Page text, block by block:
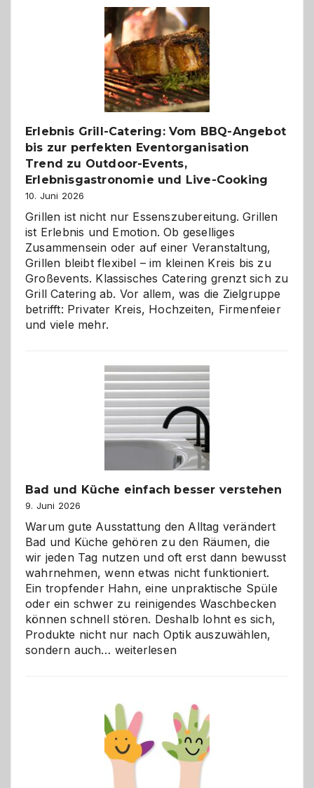
–
die
Gelegenheit,
neue
Reiseziele
zu
entdecken
Erlebnis Grill-Catering: Vom BBQ-Angebot
bis zur perfekten Eventorganisation
Trend zu Outdoor-Events,
Erlebnisgastronomie und Live-Cooking
10. Juni 2026
Grillen ist nicht nur Essenszubereitung. Grillen
ist Erlebnis und Emotion. Ob geselliges
Zusammensein oder auf einer Veranstaltung,
Grillen bleibt flexibel – im kleinen Kreis bis zu
Großevents. Klassisches Catering grenzt sich zu
Grill Catering ab. Vor allem, was die Zielgruppe
betrifft: Privater Kreis, Hochzeiten, Firmenfeier
und viele mehr.
Bad und Küche einfach besser verstehen
9. Juni 2026
Warum gute Ausstattung den Alltag verändert
Bad und Küche gehören zu den Räumen, die
wir jeden Tag nutzen und oft erst dann bewusst
wahrnehmen, wenn etwas nicht funktioniert.
Ein tropfender Hahn, eine unpraktische Spüle
oder ein schwer zu reinigendes Waschbecken
können schnell stören. Deshalb lohnt es sich,
Produkte nicht nur nach Optik auszuwählen,
sondern auch… Bad
besser
verstehen
weiterlesen